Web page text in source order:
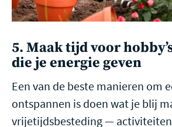
5. Maak tijd voor
die je energie geven
Een van de beste manieren om
ontspannen is doen wat je blij
vrijetijdsbesteding —